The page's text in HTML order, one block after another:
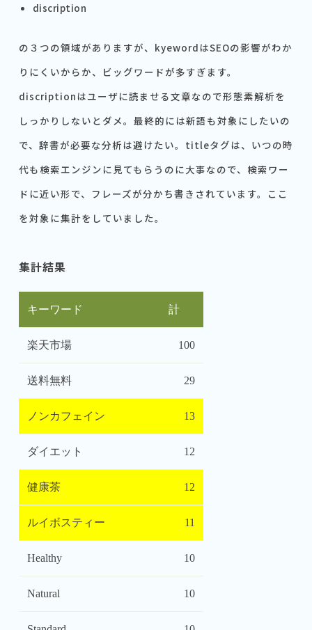
discription
の３つの領域がありますが、kyewordはSEOの影響がわか
りにくいからか、ビッグワードが多すぎます。
discriptionはユーザに読ませる文章なので形態素解析を
しっかりしないとダメ。最終的には新語も対象にしたいの
で、辞書が必要な分析は避けたい。titleタグは、いつの時
代も検索エンジンに見てもらうのに大事なので、検索ワー
ドに近い形で、フレーズが分かち書きされています。ここ
を対象に集計をしていました。
集計結果
キーワード 計
楽天市場 100
送料無料 29
ノンカフェイン 13
ダイエット 12
健康茶 12
ルイボスティー 11
Healthy 10
Natural 10